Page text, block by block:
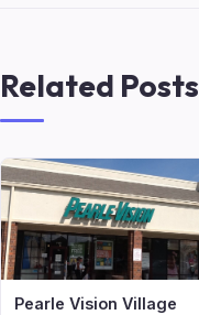
Related Posts
Pearle Vision Village